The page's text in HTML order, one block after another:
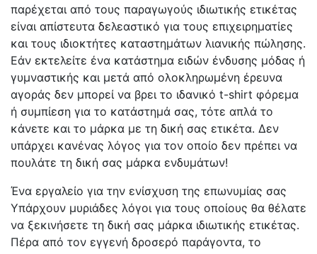
παρέχεται από τους παραγωγούς ιδιωτικής ετικέτας
είναι απίστευτα δελεαστικό για τους επιχειρηματίες
και τους ιδιοκτήτες καταστημάτων λιανικής πώλησης.
Εάν εκτελείτε ένα κατάστημα ειδών ένδυσης μόδας ή
γυμναστικής και μετά από ολοκληρωμένη έρευνα
αγοράς δεν μπορεί να βρει το ιδανικό t-shirt φόρεμα
ή συμπίεση για το κατάστημά σας, τότε απλά το
κάνετε και το μάρκα με τη δική σας ετικέτα. Δεν
υπάρχει κανένας λόγος για τον οποίο δεν πρέπει να
πουλάτε τη δική σας μάρκα ενδυμάτων!
Ένα εργαλείο για την ενίσχυση της επωνυμίας σας
Υπάρχουν μυριάδες λόγοι για τους οποίους θα θέλατε
να ξεκινήσετε τη δική σας μάρκα ιδιωτικής ετικέτας.
Πέρα από τον εγγενή δροσερό παράγοντα, το